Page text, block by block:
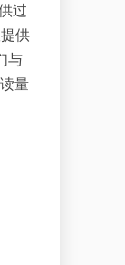
过
供
与
量